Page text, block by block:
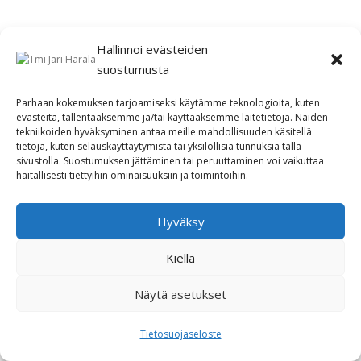
Hallinnoi evästeiden
suostumusta
Parhaan kokemuksen tarjoamiseksi käytämme teknologioita, kuten
evästeitä, tallentaaksemme ja/tai käyttääksemme laitetietoja. Näiden
tekniikoiden hyväksyminen antaa meille mahdollisuuden käsitellä
tietoja, kuten selauskäyttäytymistä tai yksilöllisiä tunnuksia tällä
sivustolla. Suostumuksen jättäminen tai peruuttaminen voi vaikuttaa
haitallisesti tiettyihin ominaisuuksiin ja toimintoihin.
Hyväksy
Kiellä
Näytä asetukset
Tietosuojaseloste